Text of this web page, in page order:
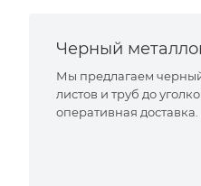
Черный
Мы предлагаем
листов и труб до
оперативная доставка.